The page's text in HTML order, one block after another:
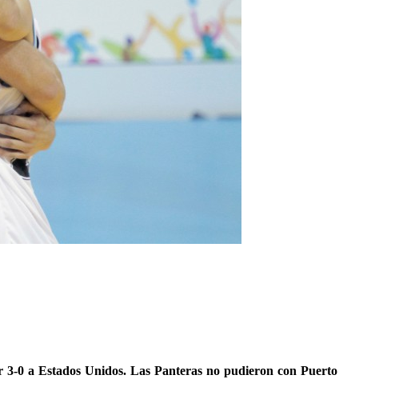
0 a Estados Unidos. Las Panteras no pudieron con Puerto